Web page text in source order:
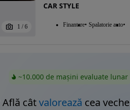
1 / 6
CAR STYLE
Finantare Spalatorie auto
~10.000 de mașini evaluate lunar
Află câtvalorează cea veche